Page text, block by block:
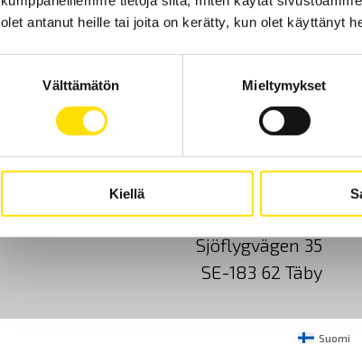
olet antanut heille tai joita on kerätty, kun olet käyttänyt
Välttämätön Mieltymykset
Kiellä
Etusivu Ota yhteyttä
CA Mätsystem AB
Sjöflygvägen 35
SE-183 62 Täby
Suomi